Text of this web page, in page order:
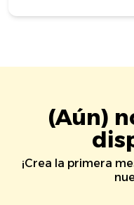
(Aún)
¡Crea la primera